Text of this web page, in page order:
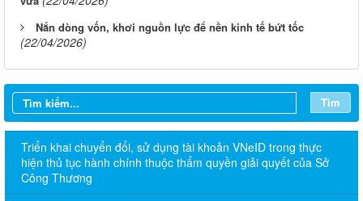
Nắn dòng vốn, khơi nguồn lực để nền kinh tế bứt tốc
(22/04/2026)
Tìm
Triển khai chuyển đổi, sử dụng tài khoản VNeID trong thực
hiện thủ tục hành chính thuộc thẩm quyền giải quyết của Sở
Công Thương